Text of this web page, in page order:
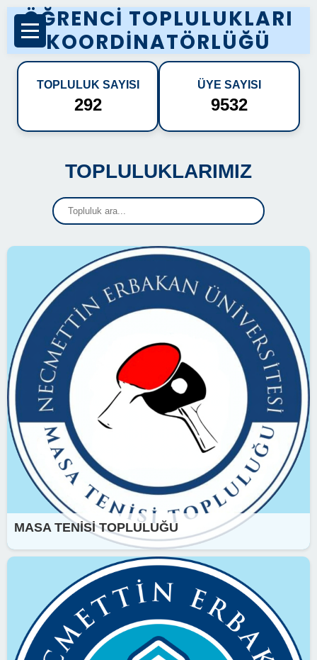
ÖĞRENCİ TOPLULUKLARI
KOORDİNATÖRLÜĞÜ
TOPLULUK SAYISI
292
ÜYE SAYISI
9532
TOPLULUKLARIMIZ
MASA TENİSİ TOPLULUĞU